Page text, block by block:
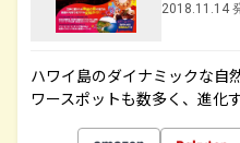
2018.11.14
ハワイ島のダイナミックな自
ワースポットも数多く、進化